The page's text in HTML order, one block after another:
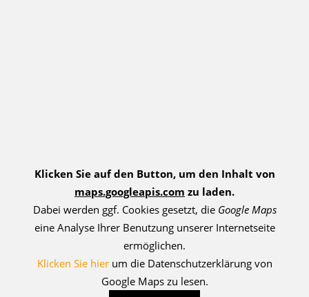
Klicken Sie auf den Button, um den Inhalt von
maps.googleapis.com zu laden.
Dabei werden ggf. Cookies gesetzt, die Google Maps
eine Analyse Ihrer Benutzung unserer Internetseite
ermöglichen.
Klicken Sie hierum die Datenschutzerklärung von
Google Maps zu lesen.